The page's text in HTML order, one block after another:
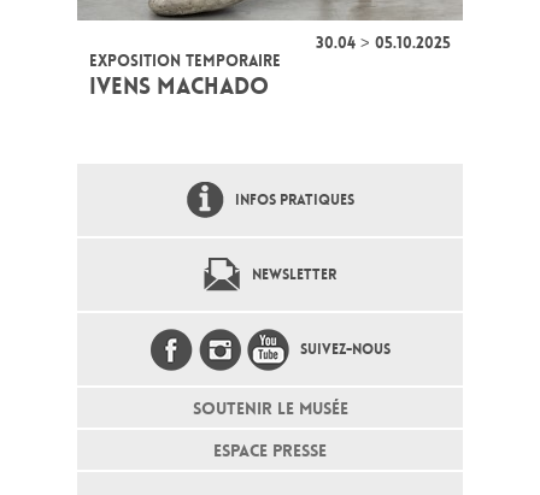
30.04 > 05.10.2025
EXPOSITION TEMPORAIRE
IVENS MACHADO
INFOS PRATIQUES
NEWSLETTER
SUIVEZ-NOUS
SOUTENIR LE MUSÉE
ESPACE PRESSE